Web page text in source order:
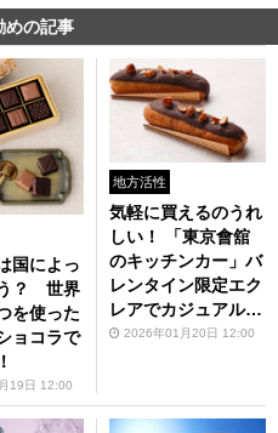
めの記事
国によっ
？ 世界
を使った
ョコラで
19日 12:00
地方活性
気軽に買えるのうれ
しい！ 「東京會舘
のキッチンカー」バ
レンタイン限定エク
レアでカジュアルに
「特別感」
2026年01月20日 12:00